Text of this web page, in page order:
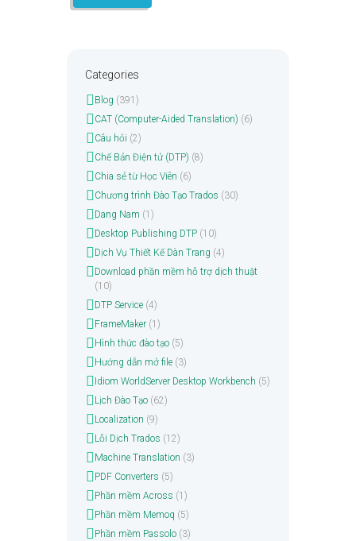
Categories
Blog (391)
CAT (Computer-Aided Translation) (6)
Câu hỏi (2)
Chế Bản Điện tử (DTP) (8)
Chia sẻ từ Học Viên (6)
Chương trình Đào Tạo Trados (30)
Dang Nam (1)
Desktop Publishing DTP(10)
Dịch Vụ Thiết Kế Dàn Trang (4)
Download phần mềm hỗ trợ dịch thuật
(10)
DTP Service(4)
FrameMaker(1)
Hình thức đào tạo(5)
Hướng dẫn mở file(3)
Idiom WorldServer Desktop Workbench (5)
Lịch Đào Tạo(62)
Localization (9)
Lỗi Dịch Trados (12)
Machine Translation (3)
PDF Converters (5)
Phần mềm Across (1)
Phần mềm Memoq (5)
Phần mềm Passolo(3)